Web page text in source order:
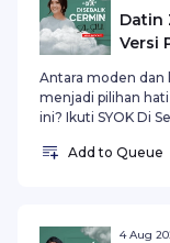
Datin
Versi
Antara moden dan
menjadi pilihan
ini? Ikuti SYOK Di
Add to Queue
4 Aug